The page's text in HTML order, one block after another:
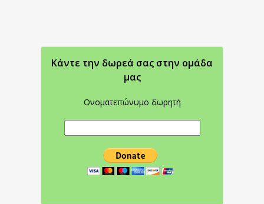
Κάντε την δωρεά σας στην oμάδα
μας
Ονοματεπώνυμο δωρητή